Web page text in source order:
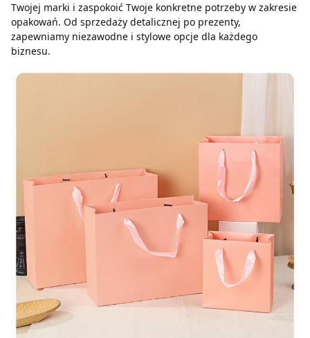
Twojej marki i zaspokoić Twoje konkretne potrzeby w zakresie
opakowań. Od sprzedaży detalicznej po prezenty,
zapewniamy niezawodne i stylowe opcje dla każdego
biznesu.